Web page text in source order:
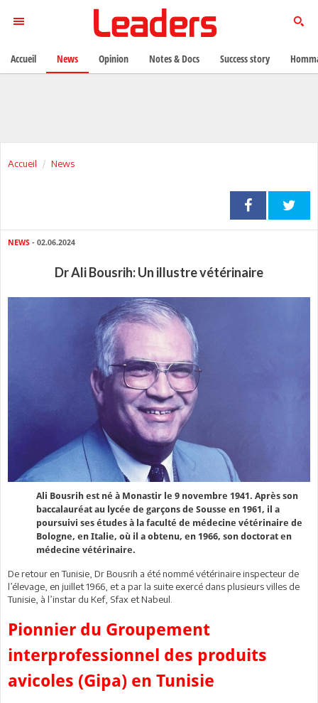
Accueil News
NEWS - 02.06.2024
Dr Ali Bousrih: Un illustre vétérinaire
Ali Bousrih est né à Monastir le 9 novembre 1941. Après son
baccalauréat au lycée de garçons de Sousse en 1961, il a
poursuivi ses études à la faculté de médecine vétérinaire de
Bologne, en Italie, où il a obtenu, en 1966, son doctorat en
médecine vétérinaire.
De retour en Tunisie, Dr Bousrih a été nommé vétérinaire inspecteur de
l’élevage, en juillet 1966, et a par la suite exercé dans plusieurs villes de
Tunisie, à l’instar du Kef, Sfax et Nabeul.
Pionnier du Groupement
interprofessionnel des produits
avicoles (Gipa) en Tunisie
Accueil News Opinion Notes & Docs Success story